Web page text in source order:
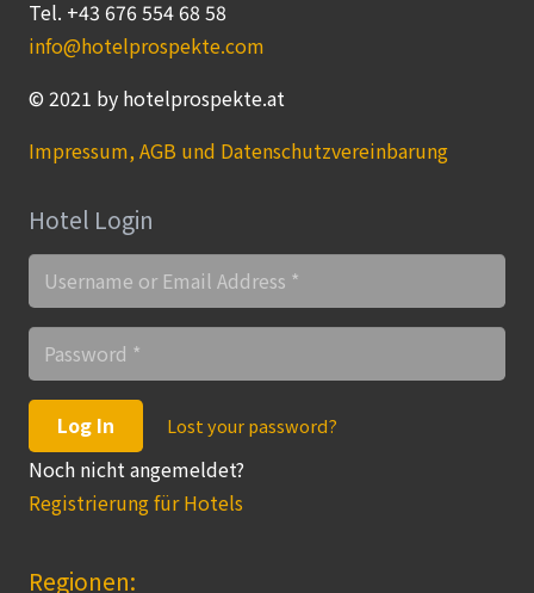
Tel. +43 676 554 68 58
info@hotelprospekte.com
© 2021 by hotelprospekte.at
Impressum, AGB und Datenschutzvereinbarung
Hotel Login
Log In Lost your password?
Noch nicht angemeldet?
Registrierung für Hotels
Regionen: